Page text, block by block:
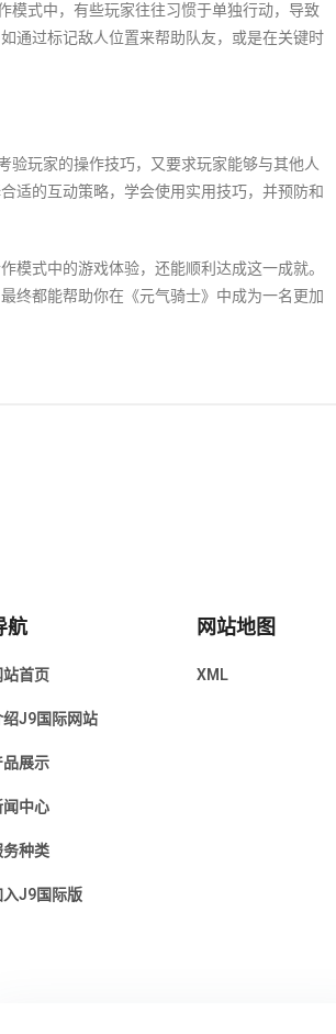
模式中，有些玩家往往习惯于单独行动，导致
通过标记敌人位置来帮助队友，或是在关键时
验玩家的操作技巧，又要求玩家能够与其他人
适的互动策略，学会使用实用技巧，并预防和
模式中的游戏体验，还能顺利达成这一成就。
终都能帮助你在《元气骑士》中成为一名更加
航
站首页
绍J9国际网站
品展示
闻中心
务种类
入J9国际版
网站地图
XML